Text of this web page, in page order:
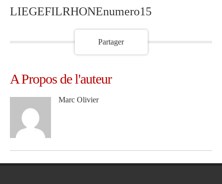
LIEGEFILRHONEnumero15
Partager
A Propos de l'auteur
Marc Olivier